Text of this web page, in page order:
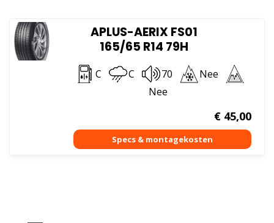
APLUS-AERIX FS01
165/65 R14 79H
C C 70
Nee
Nee
€45,00